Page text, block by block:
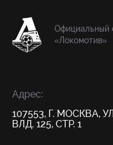
Официальный
«Локомотив»
Адрес:
107553, Г. МОСКВА,
ВЛД. 125, СТР. 1